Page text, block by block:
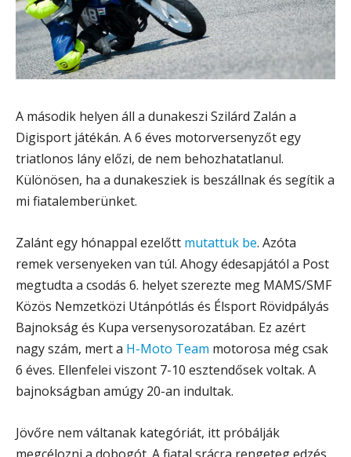
A második helyen áll a dunakeszi Szilárd Zalán a
Digisport játékán. A 6 éves motorversenyzőt egy
triatlonos lány előzi, de nem behozhatatlanul.
Különösen, ha a dunakesziek is beszállnak és segítik a
mi fiatalemberünket.
Zalánt egy hónappal ezelőtt mutattuk be. Azóta
remek versenyeken van túl. Ahogy édesapjától a Post
megtudta a csodás 6. helyet szerezte meg MAMS/SMF
Közös Nemzetközi Utánpótlás és Élsport Rövidpályás
Bajnokság és Kupa versenysorozatában. Ez azért
nagy szám, mert a H-Moto Team motorosa még csak
6 éves. Ellenfelei viszont 7-10 esztendősek voltak. A
bajnokságban amúgy 20-an indultak.
Jövőre nem váltanak kategóriát, itt próbálják